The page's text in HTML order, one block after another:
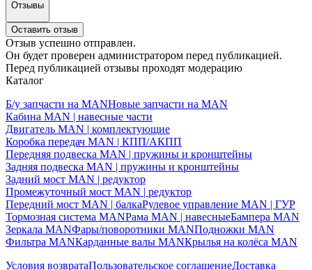
Отзывы
Оставить отзыв
Отзыв успешно отправлен.
Он будет проверен администратором перед публикацией.
Перед публикацией отзывы проходят модерацию
Каталог
Б/у запчасти на MANНовые запчасти на MAN
Кабина MAN | навесные части
Двигатель MAN | комплектующие
Коробка передач MAN | КПП/АКПП
Передняя подвеска MAN | пружины и кронштейны
Задняя подвеска MAN | пружины и кронштейны
Задний мост MAN | редуктор
Промежуточный мост MAN | редуктор
Передний мост MAN | балкаРулевое управление MAN | ГУР
Тормозная система MANРама MAN | навесныеБампера MAN
Зеркала MANФары/поворотники MANПодножки MAN
Фильтра MANКарданные валы MANКрылья на колёса MAN
Условия возвратаПользовательское соглашениеДоставка